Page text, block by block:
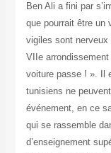
Ben Ali a fini par
que pourrait être un
vigiles sont nerveux
VIIe
voiture passe ! ». Il
tunisiens ne
événement, en ce
qui se rassemble
d’enseignement